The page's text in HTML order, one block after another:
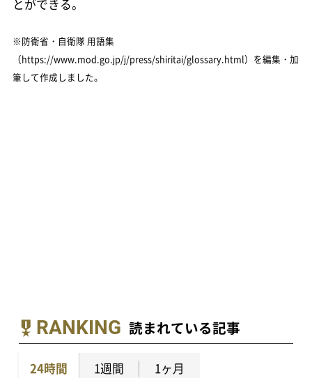
とができる。
※防衛省・自衛隊 用語集
（https://www.mod.go.jp/j/press/shiritai/glossary.html）を編集・加
筆して作成しました。
RANKING 読まれている記事
24時間 1週間 1ヶ月